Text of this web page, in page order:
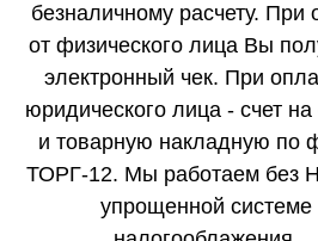
безналичному расчету. При
от физического лица Вы
электронный чек. При
юридического лица - счет на
и товарную накладную по
ТОРГ-12. Мы работаем без
упрощенной системе